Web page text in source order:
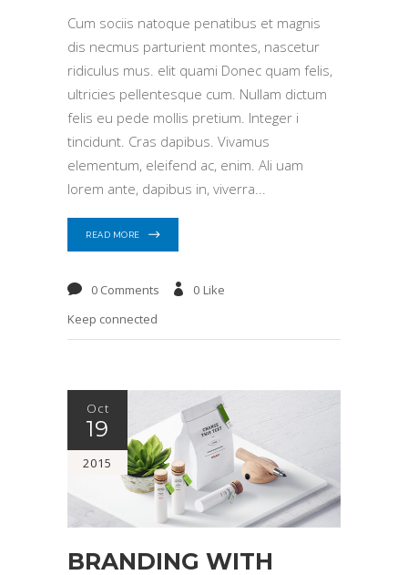
Cum sociis natoque penatibus et magnis
dis necmus parturient montes, nascetur
ridiculus mus. elit quami Donec quam felis,
ultricies pellentesque cum. Nullam dictum
felis eu pede mollis pretium. Integer i
tincidunt. Cras dapibus. Vivamus
elementum, eleifend ac, enim. Ali uam
lorem ante, dapibus in, viverra
READ MORE
0 Comments 0 Like
Keep connected
Oct
19
2015
BRANDING WITH